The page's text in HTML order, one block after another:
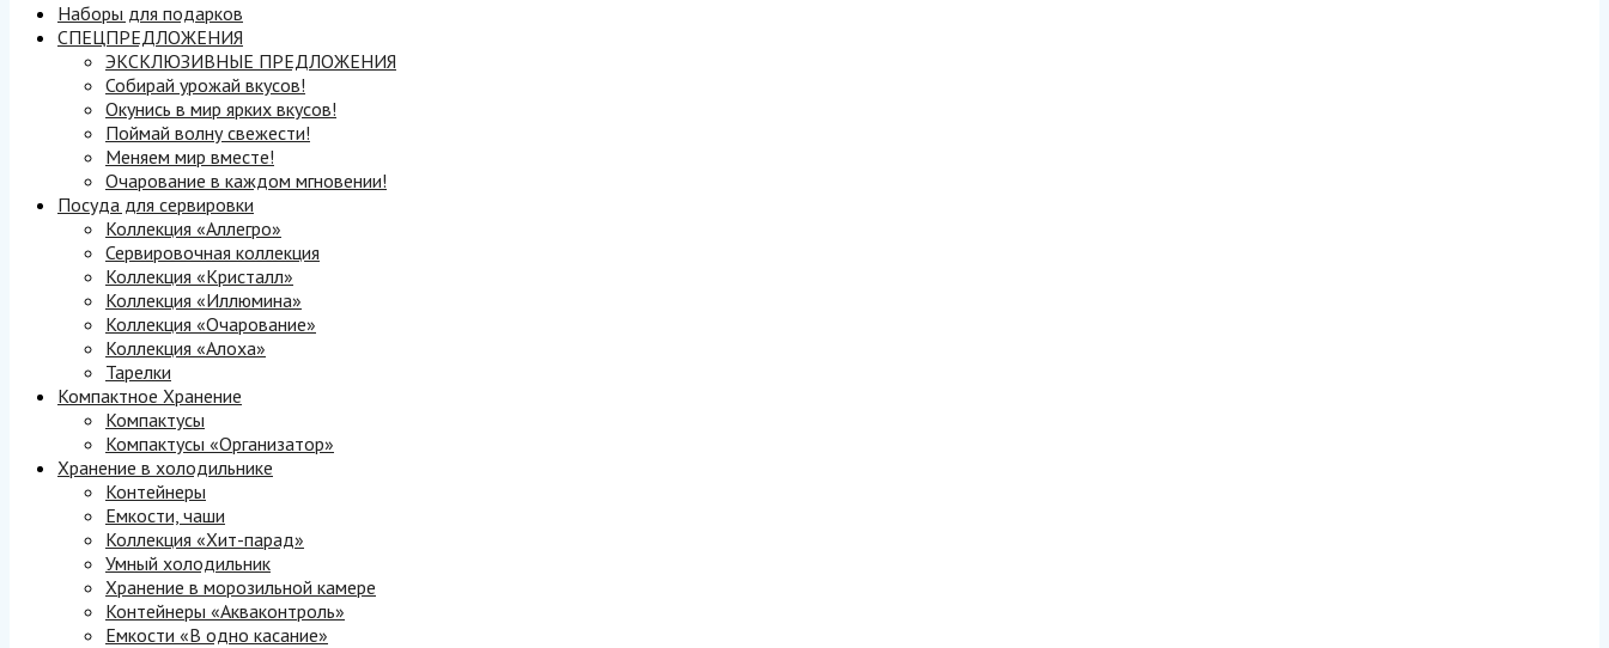
Наборы для подарков
СПЕЦПРЕДЛОЖЕНИЯ
ЭКСКЛЮЗИВНЫЕ ПРЕДЛОЖЕНИЯ
Собирай урожай вкусов!
Окунись в мир ярких вкусов!
Поймай волну свежести!
Меняем мир вместе!
Очарование в каждом мгновении!
Посуда для сервировки
Коллекция «Аллегро»
Сервировочная коллекция
Коллекция «Кристалл»
Коллекция «Иллюмина»
Коллекция «Очарование»
Коллекция «Алоха»
Тарелки
Компактное Хранение
Компактусы
Компактусы «Организатор»
Хранение в холодильнике
Контейнеры
Емкости, чаши
Коллекция «Хит-парад»
Умный холодильник
Хранение в морозильной камере
Контейнеры «Акваконтроль»
Емкости «В одно касание»